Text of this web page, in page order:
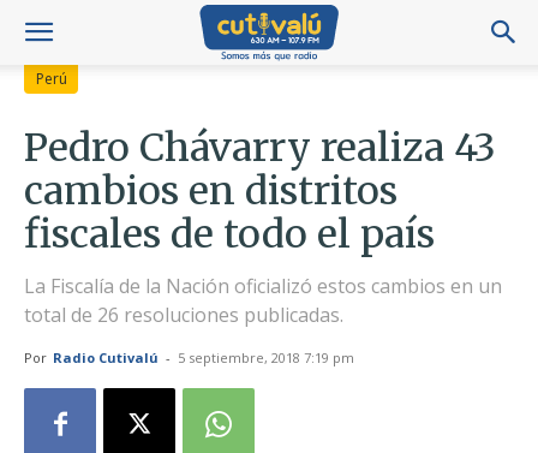
Perú
Pedro Chávarry realiza 43
cambios en distritos
fiscales de todo el país
La Fiscalía de la Nación oficializó estos cambios en un
total de 26 resoluciones publicadas.
Por Radio Cutivalú - 5 septiembre, 2018 7:19 pm